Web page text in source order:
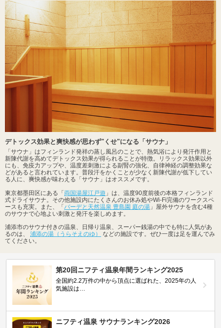
デトックス効果と爽快感が思わず"くせ"になる「サウナ」
「サウナ」はフィンランド発祥の蒸し風呂のことで、熱気浴により発汗作用と
新陳代謝を高めてデトックス効果が得られることが特徴。リラックス効果以外
にも、免疫力アップや、温度差刺激による副腎の強化、自律神経の調整効果な
どがあると言われています。普段汗をかくことが少なく新陳代謝が低下してい
る人に、爽快感が味わえる「サウナ」はオススメです。
東京都墨田区にある「 両国湯屋江戸遊 」は、温度90度前後の本格フィンランド
式ドライサウナ。その他施設内にたくさんのお休み処やWi-Fi完備のワークスペ
ースも充実。また、「 バーデと天然温泉 豊島園 庭の湯 」屋外サウナを含む4種
のサウナで心地よい刺激と発汗を楽しめます。
浦添市のサウナ付きの温泉、日帰り温泉、スーパー銭湯の中でも特に人気があ
るのは、 浦添の湯（うらそえのゆ）
などの施設です。ぜひ一度は足を運んでみ
てください。
第20回ニフティ温泉年間ランキング2025
全国約2.2万件の中から頂点に選ばれた、2025年の人
気施設は…
ニフティ温泉 サウナランキング2026